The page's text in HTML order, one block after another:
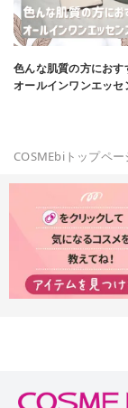
色んな肌質の方におす
オールインワンエッセ
COSMEbiトップペー